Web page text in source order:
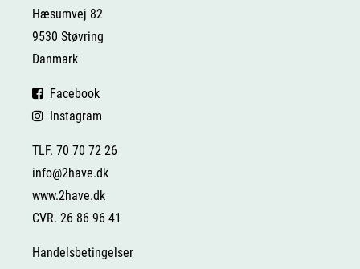
Hæsumvej 82
9530 Støvring
Danmark
Facebook
Instagram
TLF. 70 70 72 26
info@2have.dk
www.2have.dk
CVR. 26 86 96 41
Handelsbetingelser